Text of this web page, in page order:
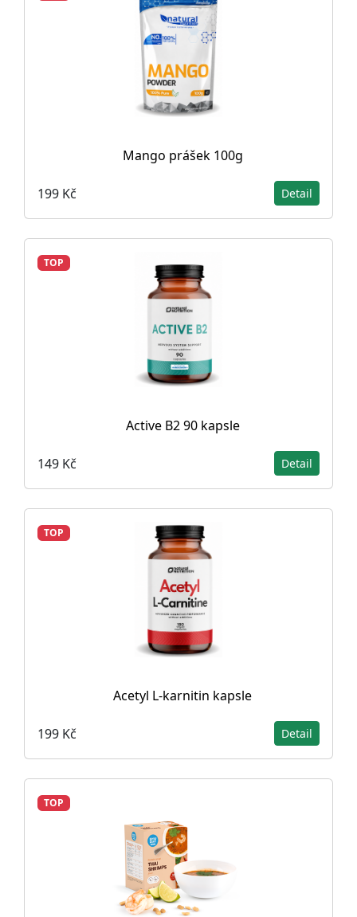
Mango prášek 100g
199 Kč Detail
TOP
Active B2 90 kapsle
149 Kč Detail
TOP
Acetyl L-karnitin kapsle
199 Kč Detail
TOP